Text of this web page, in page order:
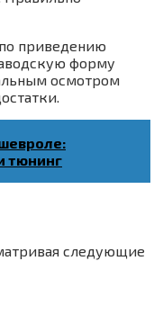
приведению
форму
осмотром
тюнинг
следующие